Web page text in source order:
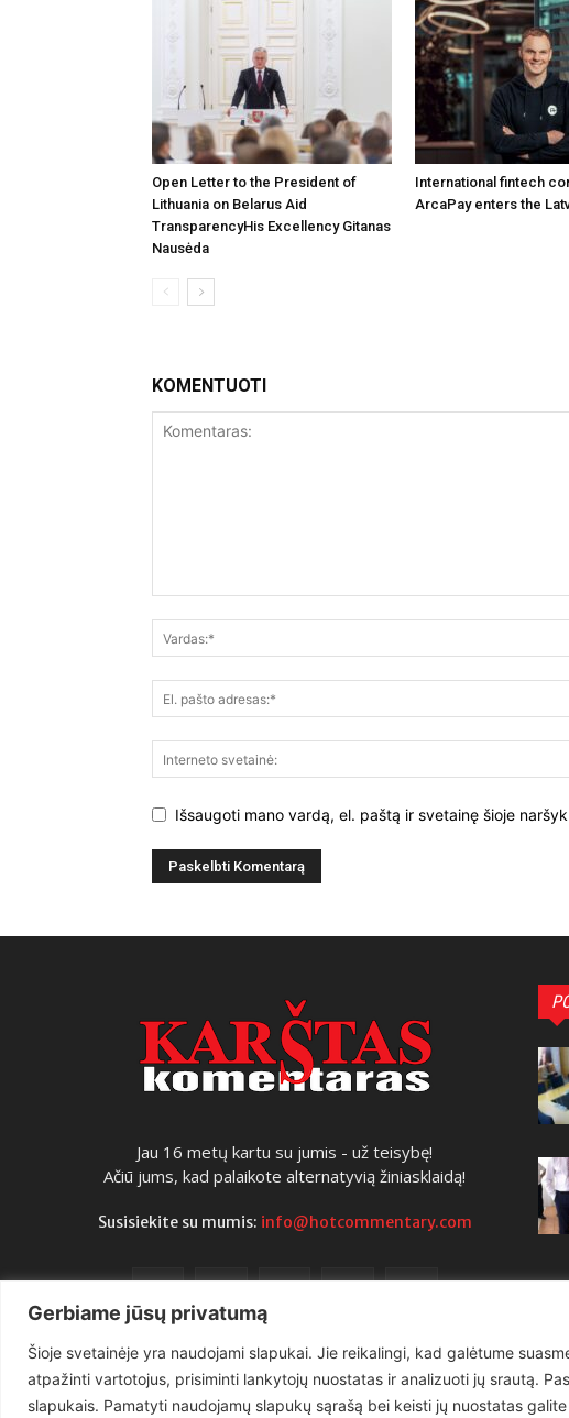
Gerbiame jūsų privatumą
Šioje svetainėje yra naudojami slapukai. Jie reikalingi, kad galėtume
atpažinti vartotojus, prisiminti lankytojų nuostatas ir analizuoti jų srautą.
slapukais. Pamatyti naudojamų slapukų sąrašą bei keisti jų nuostatas
Open Letter to the President of
Lithuania on Belarus Aid
TransparencyHis Excellency Gitanas
Nausėda
International fintech
ArcaPay enters the
KOMENTUOTI
Išsaugoti mano vardą, el. paštą ir svetainę šioje
Jau 16 metų kartu su jumis - už teisybę!
Ačiū jums, kad palaikote alternatyvią žiniasklaidą!
Susisiekite su mumis: info@hotcommentary.com